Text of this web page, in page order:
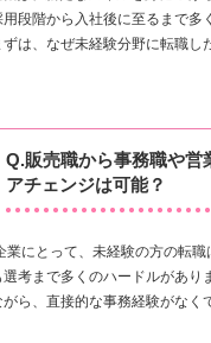
段階から入社後に至るまで多
は、なぜ未経験分野に転職し
Q.販売職から事務職や営
アチェンジは可能？
業にとって、未経験の方の転職
考まで多くのハードルがあり
ら、直接的な事務経験がなく